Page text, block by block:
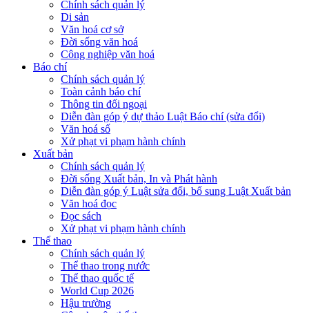
Chính sách quản lý
Di sản
Văn hoá cơ sở
Đời sống văn hoá
Công nghiệp văn hoá
Báo chí
Chính sách quản lý
Toàn cảnh báo chí
Thông tin đối ngoại
Diễn đàn góp ý dự thảo Luật Báo chí (sửa đổi)
Văn hoá số
Xử phạt vi phạm hành chính
Xuất bản
Chính sách quản lý
Đời sống Xuất bản, In và Phát hành
Diễn đàn góp ý Luật sửa đổi, bổ sung Luật Xuất bản
Văn hoá đọc
Đọc sách
Xử phạt vi phạm hành chính
Thể thao
Chính sách quản lý
Thể thao trong nước
Thể thao quốc tế
World Cup 2026
Hậu trường